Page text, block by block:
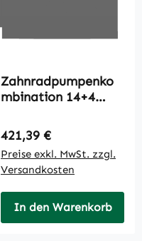
Zahnradpumpenko
mbination 14+4
Regulärer Preis:
421,39 €
Preise exkl. MwSt. zzgl.
Versandkosten
In den Warenkorb